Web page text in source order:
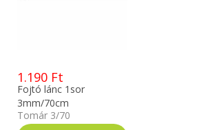
1.190 Ft
Fojtó lánc 1sor
3mm/70cm
Tomár 3/70